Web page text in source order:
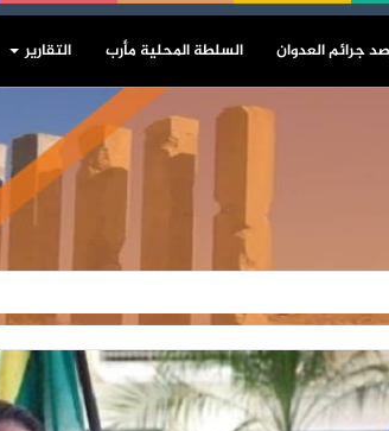
جرائم العدوان السلطة المحلية مأرب التقارير